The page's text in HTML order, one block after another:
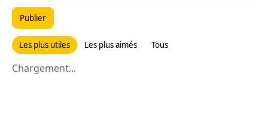
Publier
Les plus utiles Les plus aimés Tous
Chargement...